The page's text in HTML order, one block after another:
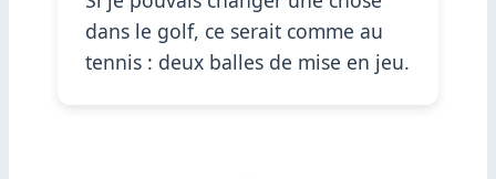
dans le golf, ce serait comme au
tennis : deux balles de mise en jeu.